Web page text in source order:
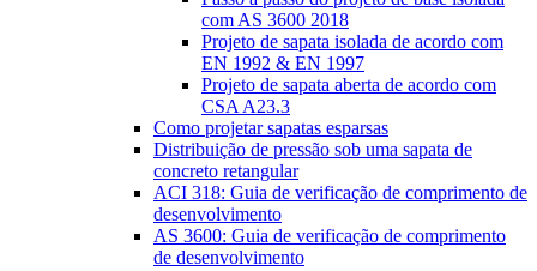
com AS 3600 2018
Projeto de sapata isolada de acordo com
EN 1992 & EN 1997
Projeto de sapata aberta de acordo com
CSA A23.3
Como projetar sapatas esparsas
Distribuição de pressão sob uma sapata de
concreto retangular
ACI 318: Guia de verificação de comprimento de
desenvolvimento
AS 3600: Guia de verificação de comprimento
de desenvolvimento